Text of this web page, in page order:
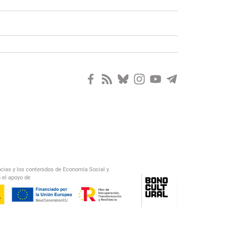
y los contenidos de Economía Social y
apoyo de